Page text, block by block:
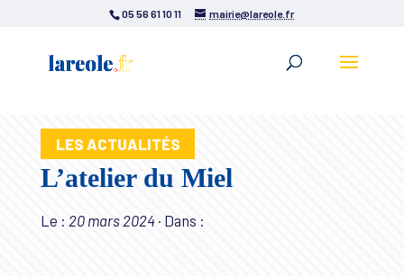
05 56 61 10 11 mairie@lareole.fr
LES ACTUALITÉS
L’atelier du Miel
Le : 20 mars 2024· Dans :